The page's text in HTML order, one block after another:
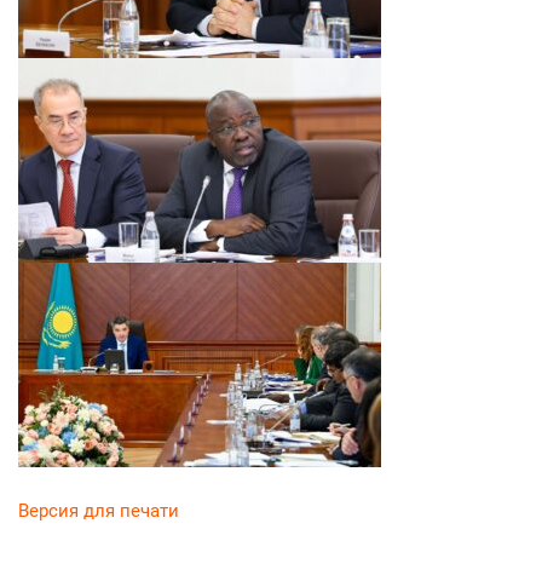
Версия для печати